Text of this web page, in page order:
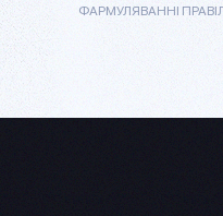
ФАРМУЛЯВАННІ